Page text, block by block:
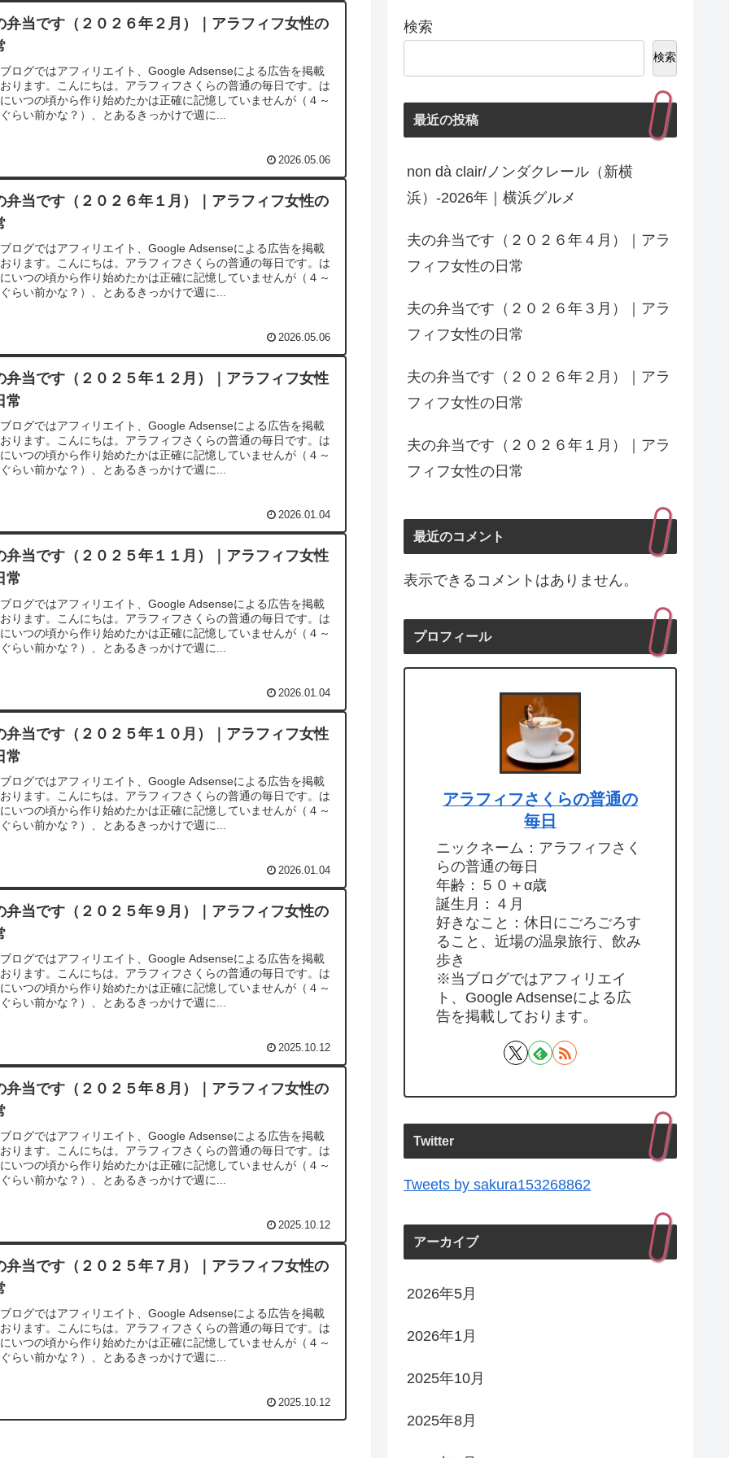
弁当です（２０２６年２月）｜アラフィフ女性の
ログではアフィリエイト、Google Adsenseによる広告を掲載
ります。こんにちは。アラフィフさくらの普通の毎日です。は
いつの頃から作り始めたかは正確に記憶していませんが（４～
らい前かな？）、とあるきっかけで週に...
2026.05.06
弁当です（２０２６年１月）｜アラフィフ女性の
ログではアフィリエイト、Google Adsenseによる広告を掲載
ります。こんにちは。アラフィフさくらの普通の毎日です。は
いつの頃から作り始めたかは正確に記憶していませんが（４～
らい前かな？）、とあるきっかけで週に...
2026.05.06
弁当です（２０２５年１２月）｜アラフィフ女性
常
ログではアフィリエイト、Google Adsenseによる広告を掲載
ります。こんにちは。アラフィフさくらの普通の毎日です。は
いつの頃から作り始めたかは正確に記憶していませんが（４～
らい前かな？）、とあるきっかけで週に...
2026.01.04
弁当です（２０２５年１１月）｜アラフィフ女性
常
ログではアフィリエイト、Google Adsenseによる広告を掲載
ります。こんにちは。アラフィフさくらの普通の毎日です。は
いつの頃から作り始めたかは正確に記憶していませんが（４～
らい前かな？）、とあるきっかけで週に...
2026.01.04
弁当です（２０２５年１０月）｜アラフィフ女性
常
ログではアフィリエイト、Google Adsenseによる広告を掲載
ります。こんにちは。アラフィフさくらの普通の毎日です。は
いつの頃から作り始めたかは正確に記憶していませんが（４～
らい前かな？）、とあるきっかけで週に...
2026.01.04
弁当です（２０２５年９月）｜アラフィフ女性の
ログではアフィリエイト、Google Adsenseによる広告を掲載
ります。こんにちは。アラフィフさくらの普通の毎日です。は
いつの頃から作り始めたかは正確に記憶していませんが（４～
らい前かな？）、とあるきっかけで週に...
2025.10.12
弁当です（２０２５年８月）｜アラフィフ女性の
ログではアフィリエイト、Google Adsenseによる広告を掲載
ります。こんにちは。アラフィフさくらの普通の毎日です。は
いつの頃から作り始めたかは正確に記憶していませんが（４～
らい前かな？）、とあるきっかけで週に...
2025.10.12
弁当です（２０２５年７月）｜アラフィフ女性の
ログではアフィリエイト、Google Adsenseによる広告を掲載
ります。こんにちは。アラフィフさくらの普通の毎日です。は
いつの頃から作り始めたかは正確に記憶していませんが（４～
らい前かな？）、とあるきっかけで週に...
2025.10.12
検索
検索
最近の投稿
non dà clair/ノンダクレール（新横
浜）-2026年｜横浜グルメ
夫の弁当です（２０２６年４月）｜アラ
フィフ女性の日常
夫の弁当です（２０２６年３月）｜アラ
フィフ女性の日常
夫の弁当です（２０２６年２月）｜アラ
フィフ女性の日常
夫の弁当です（２０２６年１月）｜アラ
フィフ女性の日常
最近のコメント
表示できるコメントはありません。
プロフィール
アラフィフさくらの普通の
毎日
ニックネーム：アラフィフさく
らの普通の毎日
年齢：５０＋α歳
誕生月：４月
好きなこと：休日にごろごろす
ること、近場の温泉旅行、飲み
歩き
※当ブログではアフィリエイ
ト、Google Adsenseによる広
告を掲載しております。
Twitter
Tweets by sakura153268862
アーカイブ
2026年5月
2026年1月
2025年10月
2025年8月